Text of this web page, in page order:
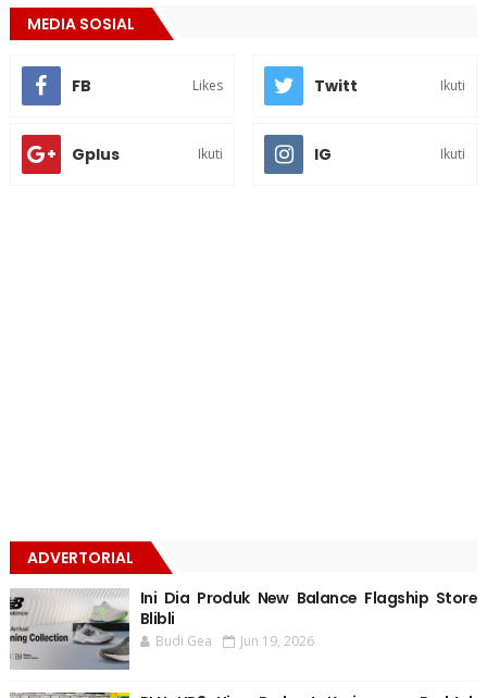
MEDIA SOSIAL
FB Likes Twitt Ikuti
Gplus Ikuti IG Ikuti
ADVERTORIAL
Ini Dia Produk New Balance Flagship Store
Blibli
Budi Gea Jun 19, 2026